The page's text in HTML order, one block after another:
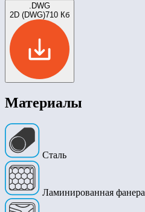
.DWG
2D (DWG)710 Кб
Материалы
Сталь
Ламинированная фанера